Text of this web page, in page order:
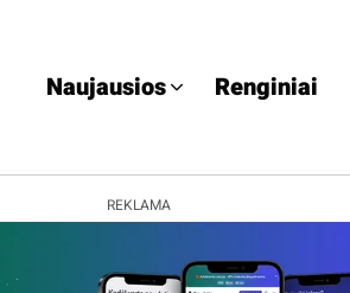
Naujausios Renginiai
REKLAMA